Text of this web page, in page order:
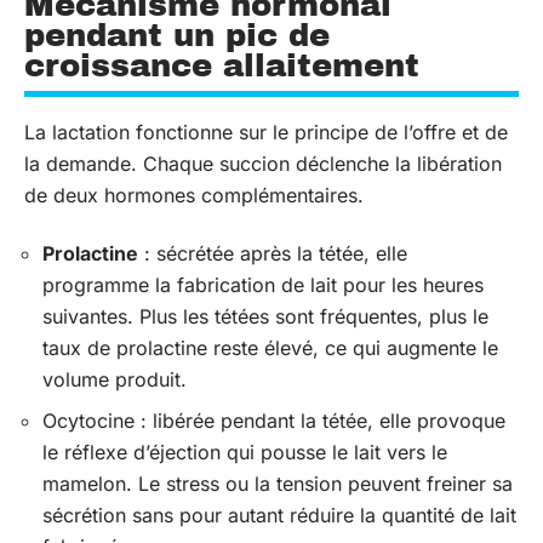
pendant un pic de
croissance allaitement
La lactation fonctionne sur le principe de l’offre et de
la demande. Chaque succion déclenche la libération
de deux hormones complémentaires.
Prolactine : sécrétée après la tétée, elle
programme la fabrication de lait pour les heures
suivantes. Plus les tétées sont fréquentes, plus le
taux de prolactine reste élevé, ce qui augmente le
volume produit.
Ocytocine : libérée pendant la tétée, elle provoque
le réflexe d’éjection qui pousse le lait vers le
mamelon. Le stress ou la tension peuvent freiner sa
sécrétion sans pour autant réduire la quantité de lait